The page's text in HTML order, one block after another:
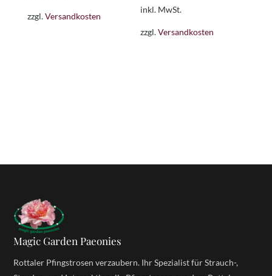
zzgl.Versandkosten
14,00 €8,90 €.
inkl. MwSt.
zzgl.Versandkosten
Magic Garden Paeonies
Rottaler Pfingstrosen verzaubern. Ihr Spezialist für Strauch-,